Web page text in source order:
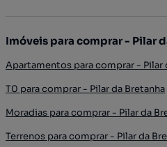
Imóveis para comprar - Pilar
Apartamentos para comprar - Pilar
T0 para comprar - Pilar da Bretanha
Moradias para comprar - Pilar da
Terrenos para comprar - Pilar da